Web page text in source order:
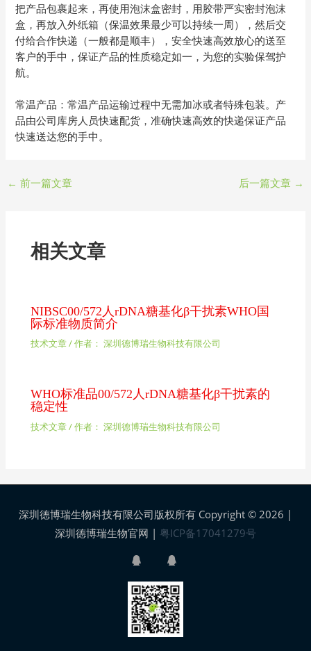
把产品包裹起来，再使用泡沫盒密封，用胶带严实密封泡沫
盒，再放入外纸箱（保温效果最少可以持续一周），然后交
付给合作快递（一般都是顺丰），安全快速高效放心的送至
客户的手中，保证产品的性质稳定如一，为您的实验保驾护
航。
常温产品：常温产品运输过程中无需加冰或者特殊包装。产
品由公司库房人员快速配货，准确快速高效的快递保证产品
快速送达您的手中。
← 前一篇文章 后一篇文章 →
相关文章
NIBSC00/572人rDNA糖基化β干扰素WHO国
际标准物质简介
技术文章/ 作者： 深圳德博瑞生物科技有限公司
WHO标准品00/572人rDNA糖基化β干扰素的
稳定性
技术文章/ 作者： 深圳德博瑞生物科技有限公司
深圳德博瑞生物科技有限公司版权所有 Copyright © 2026 |
深圳德博瑞生物官网 | 粤ICP备17041279号